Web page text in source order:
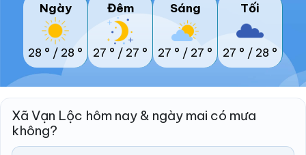
Ngày
28 ° / 28 °
Đêm
27 ° / 27 °
Sáng
27 ° / 27 °
Tối
27 ° / 28 °
Xã Vạn Lộc hôm nay & ngày mai có mưa
không?